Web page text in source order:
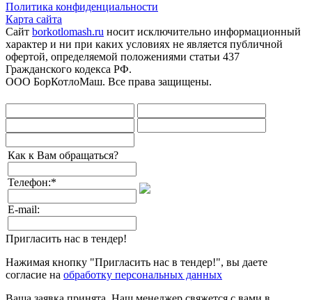
Политика конфиденциальности
Карта сайта
Сайт borkotlomash.ru носит исключительно информационный
характер и ни при каких условиях не является публичной
офертой, определяемой положениями статьи 437
Гражданского кодекса РФ.
ООО БорКотлоМаш. Все права защищены.
Как к Вам обращаться?
Телефон:*
E-mail:
Пригласить нас в тендер!
Нажимая кнопку "Пригласить нас в тендер!", вы даете
согласие на обработку персональных данных